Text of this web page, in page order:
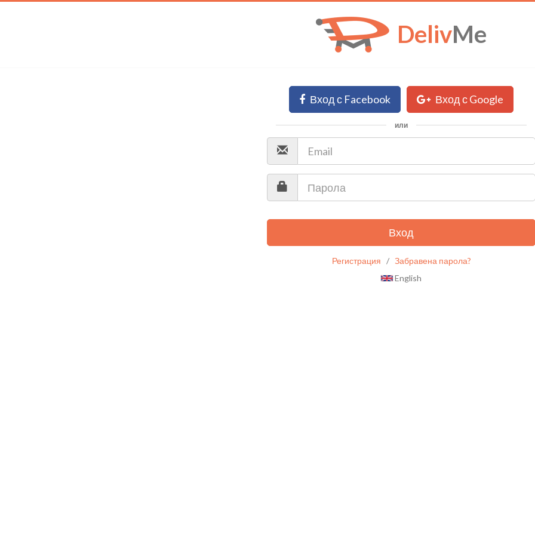
DelivMe
Вход с Facebook Вход с Google
или
Вход
Регистрация / Забравена парола?
English